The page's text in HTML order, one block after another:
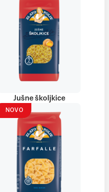
Jušne školjkice
NOVO